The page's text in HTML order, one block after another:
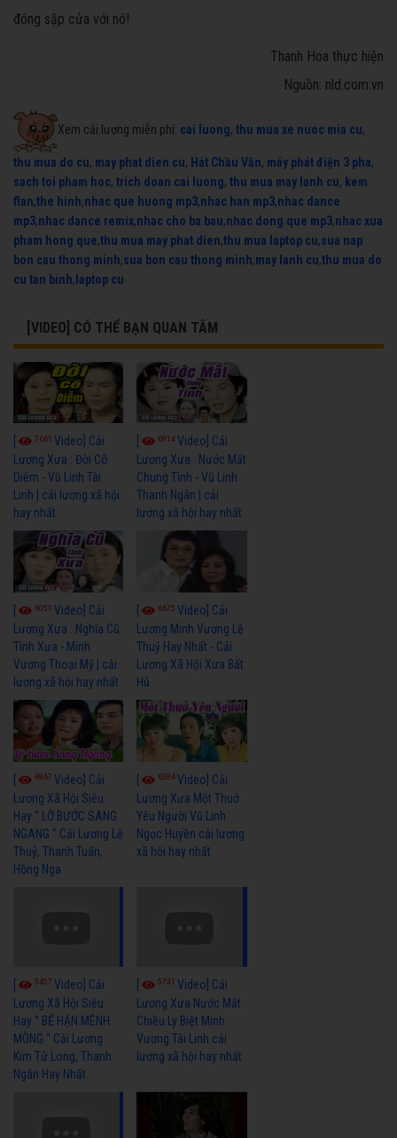
đóng sập cửa với nó!
Thanh Hoa thực hiện
Nguồn: nld.com.vn
Xem cải lương miễn phí: cai luong, thu mua xe nuoc mia cu,
thu mua do cu, may phat dien cu, Hát Chầu Văn, máy phát điện 3 pha,
sach toi pham hoc, trich doan cai luong, thu mua may lanh cu, kem
flan,the hinh,nhac que huong mp3,nhac han mp3,nhac dance
mp3,nhac dance remix,nhac cho ba bau,nhac dong que mp3,nhac xua
pham hong que,thu mua may phat dien,thu mua laptop cu,sua nap
bon cau thong minh,sua bon cau thong minh,may lanh cu,thu mua do
cu tan binh,laptop cu
[VIDEO] CÓ THỂ BẠN QUAN TÂM
7661 Video] Cải
Lương Xưa : Đời Cô
Diễm - Vũ Linh Tài
Linh | cải lương xã hội
hay nhất
6914Video] Cải
Lương Xưa : Nước Mắt
Chung Tình - Vũ Linh
Thanh Ngân | cải
lương xã hội hay nhất
6051 Video] Cải
Lương Xưa : Nghĩa Cũ
Tình Xưa - Minh
Vương Thoại Mỹ | cải
lương xã hội hay nhất
6675Video] Cải
Lương Minh Vương Lệ
Thuỷ Hay Nhất - Cải
Lương Xã Hội Xưa Bất
Hủ
6967 Video] Cải
Lương Xã Hội Siêu
Hay " LỠ BƯỚC SANG
NGANG " Cải Lương Lệ
Thuỷ, Thanh Tuấn,
Hồng Nga
6384Video] Cải
Lương Xưa Một Thuở
Yêu Người Vũ Linh
Ngọc Huyền cải lương
xã hội hay nhất
5457 Video] Cải
Lương Xã Hội Siêu
Hay " BỂ HẬN MÊNH
MÔNG " Cải Lương
Kim Tử Long, Thanh
Ngân Hay Nhất
5731Video] Cải
Lương Xưa Nước Mắt
Chiều Ly Biệt Minh
Vương Tài Linh cải
lương xã hội hay nhất